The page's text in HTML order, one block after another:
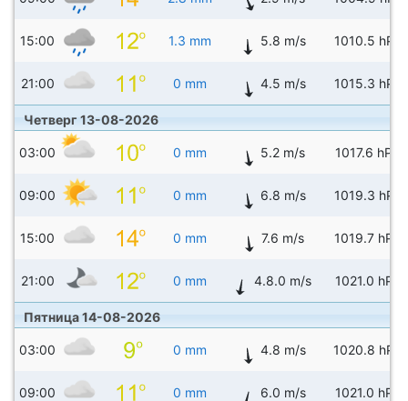
15:00 1.3 mm 5.8 m/s 1010.5 hPa
21:00 0 mm 4.5 m/s 1015.3 hPa
Четверг 13-08-2026
03:00 0 mm 5.2 m/s 1017.6 hPa
09:00 0 mm 6.8 m/s 1019.3 hPa
15:00 0 mm 7.6 m/s 1019.7 hPa
21:00 0 mm 4.8.0 m/s 1021.0 hPa
Пятница 14-08-2026
03:00 0 mm 4.8 m/s 1020.8 hPa
09:00 0 mm 6.0 m/s 1021.0 hPa